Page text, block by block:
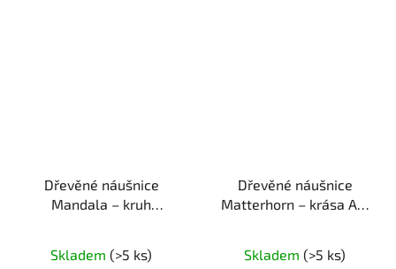
Dřevěné náušnice
Mandala – kruh
duchovně založené
Skladem (>5 ks)
Dřevěné náušnice
Matterhorn – krása Alp
Skladem (>5 ks)